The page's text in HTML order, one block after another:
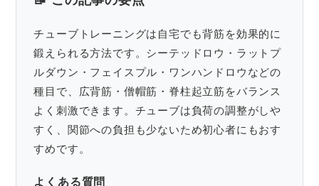
チューブトレーニングは自宅でも背筋を効果的に
鍛えられる方法です。シーテッドロウ・ラットプ
ルダウン・フェイスプル・ワンハンドロウなどの
種目で、広背筋・僧帽筋・脊柱起立筋をバランス
よく刺激できます。チューブは負荷の調整がしや
すく、関節への負担も少ないため初心者にもおす
すめです。
よくある質問